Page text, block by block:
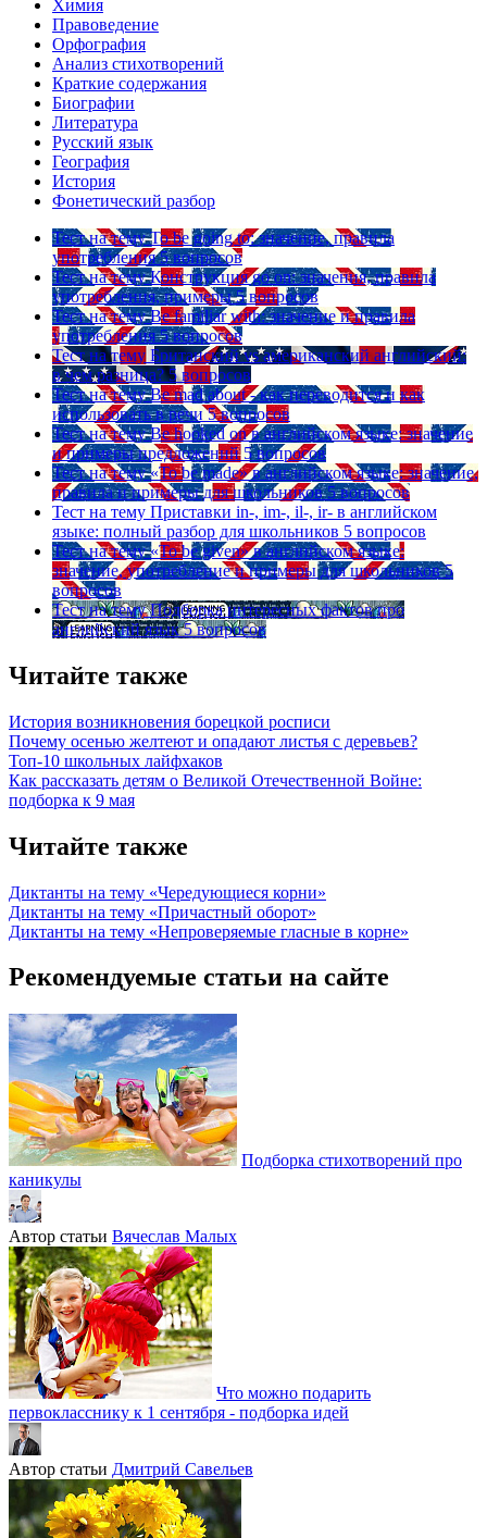
Химия
Правоведение
Орфография
Анализ стихотворений
Краткие содержания
Биографии
Литература
Русский язык
География
История
Фонетический разбор
Тест на тему To be going to: значение, правила
употребления 5 вопросов
Тест на тему Конструкция go on: значения, правила
употребления, примеры 5 вопросов
Тест на тему Be familiar with: значение и правила
употребления 5 вопросов
Тест на тему Британский vs американский английский:
в чем разница? 5 вопросов
Тест на тему Be mad about - как переводится и как
использовать в речи 5 вопросов
Тест на тему Be hooked on в английском языке: значение
и примеры предложений 5 вопросов
Тест на тему «To be made» в английском языке: значение,
правила и примеры для школьников 5 вопросов
Тест на тему Приставки in-, im-, il-, ir- в английском
языке: полный разбор для школьников 5 вопросов
Тест на тему «To be given» в английском языке:
значение, употребление и примеры для школьников 5
вопросов
Тест на тему Подборка интересных фактов про
английский язык 5 вопросов
Читайте также
История возникновения борецкой росписи
Почему осенью желтеют и опадают листья с деревьев?
Топ-10 школьных лайфхаков
Как рассказать детям о Великой Отечественной Войне:
подборка к 9 мая
Читайте также
Диктанты на тему «Чередующиеся корни»
Диктанты на тему «Причастный оборот»
Диктанты на тему «Непроверяемые гласные в корне»
Рекомендуемые статьи на сайте
Подборка стихотворений про
каникулы
Автор статьи Вячеслав Малых
Что можно подарить
первокласснику к 1 сентября - подборка идей
Автор статьи Дмитрий Савельев